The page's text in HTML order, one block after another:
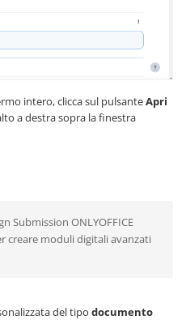
intero, clicca sul pulsanteApri
a destra sopra la finestra
Submission ONLYOFFICE
creare moduli digitali avanzati
del tipo documento